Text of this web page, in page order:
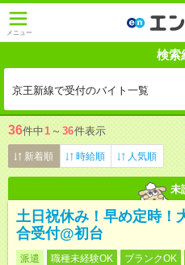
メニュー
検索
京王新線で受付のバイト一覧
36件中1 ～ 36件表示
新着順 時給順 人気順
未
土日祝休み！早め定時！
合受付@初台
派遣 職種未経験OK ブランクOK